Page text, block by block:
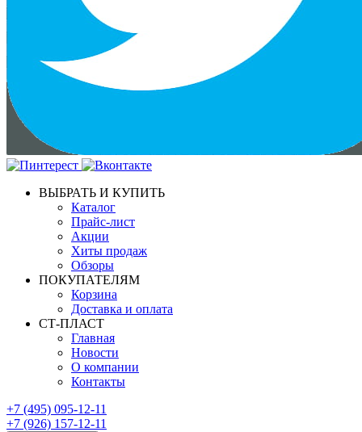
ВЫБРАТЬ И КУПИТЬ
Каталог
Прайс-лист
Акции
Хиты продаж
Обзоры
ПОКУПАТЕЛЯМ
Корзина
Доставка и оплата
СТ-ПЛАСТ
Главная
Новости
О компании
Контакты
+7 (495) 095-12-11
+7 (926) 157-12-11